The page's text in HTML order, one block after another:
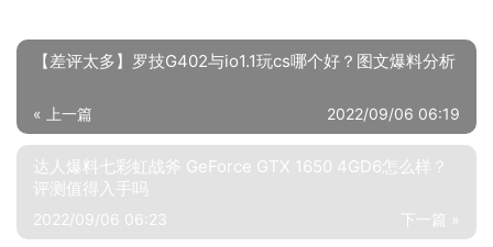
【差评太多】罗技G402与io1.1玩cs哪个好？图文爆料分析
« 上一篇 2022/09/06 06:19
达人爆料七彩虹战斧 GeForce GTX 1650 4GD6怎么样？
评测值得入手吗
下一篇 »
2022/09/06 06:23